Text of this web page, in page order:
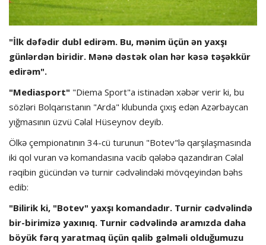
İdman növləri
"İlk dəfədir dubl edirəm. Bu, mənim üçün ən yaxşı
günlərdən biridir. Mənə dəstək olan hər kəsə təşəkkür
edirəm".
"Mediasport" "Diema Sport"a istinadən xəbər verir ki, bu
sözləri Bolqarıstanın "Arda" klubunda çıxış edən Azərbaycan
yığmasının üzvü Cəlal Hüseynov deyib.
Ölkə çempionatının 34-cü turunun "Botev"lə qarşılaşmasında
iki qol vuran və komandasına vacib qələbə qazandıran Cəlal
rəqibin gücündən və turnir cədvəlindəki mövqeyindən bəhs
edib:
"Bilirik ki, "Botev" yaxşı komandadır. Turnir cədvəlində
bir-birimizə yaxınıq. Turnir cədvəlində aramızda daha
böyük fərq yaratmaq üçün qalib gəlməli olduğumuzu